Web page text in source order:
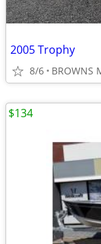
2005 Trophy
8/6 BROWNS
$134